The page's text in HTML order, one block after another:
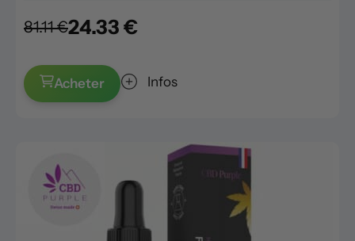
81.11 €24.33 €
Acheter Infos